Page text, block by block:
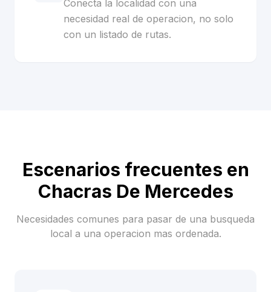
Conecta la localidad con una
necesidad real de operacion, no solo
con un listado de rutas.
Escenarios frecuentes en
Chacras De Mercedes
Necesidades comunes para pasar de una busqueda
local a una operacion mas ordenada.